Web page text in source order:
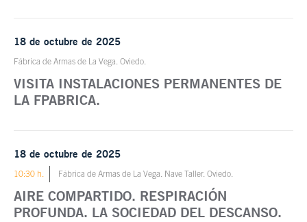
18 de octubre de 2025
Fábrica de Armas de La Vega. Oviedo.
VISITA INSTALACIONES PERMANENTES DE
LA FPABRICA.
18 de octubre de 2025
10:30 h. Fábrica de Armas de La Vega. Nave Taller. Oviedo.
AIRE COMPARTIDO. RESPIRACIÓN
PROFUNDA. LA SOCIEDAD DEL DESCANSO.